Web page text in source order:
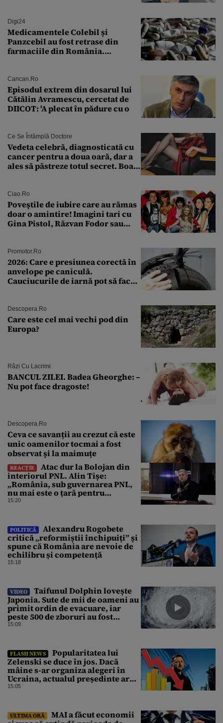
Digi24
Medicamentele Colebil și
Panzcebil au fost retrase din
farmaciile din România.
Cancan.ro
Episodul extrem din dosarul lui
Cătălin Avramescu, cercetat de
DIICOT: 'A plecat în pădure cu o
Ce Se Întâmplă Doctore
Vedeta celebră, diagnosticată cu
cancer pentru a doua oară, dar a
ales să păstreze totul secret. Boala
Ciao.ro
Poveştile de iubire care au rămas
doar o amintire! Imagini tari cu
Gina Pistol, Răzvan Fodor sau
Promotor.ro
2026: Care e presiunea corectă în
anvelope pe caniculă.
Cauciucurile de iarnă pot să facă
Descopera.ro
Care este cel mai vechi pod din
Europa?
Râzi Cu Lacrimi
BANCUL ZILEI. Badea Gheorghe: –
Nu pot face dragoste!
Descopera.ro
Ceva ce savanții au crezut că este
unic oamenilor tocmai a fost
observat și la maimuțe
REACȚIE
Atac dur la Bolojan din
interiorul PNL. Alin Tișe:
„România, sub guvernarea PNL,
nu mai este o țară pentru
investitori”
15:20
POLITICĂ
Alexandru Rogobete
critică „reformiștii închipuiți” și
spune că România are nevoie de
echilibru și competență
15:18
VIDEO
Taifunul Dolphin lovește
Japonia. Sute de mii de oameni au
primit ordin de evacuare, iar
peste 500 de zboruri au fost
anulate
15:09
FLASH NEWS
Popularitatea lui
Zelenski se duce în jos. Dacă
mâine s-ar organiza alegeri în
Ucraina, actualul președinte ar
pierde categoric în turul al doilea
15:05
ULTIMA ORĂ
MAI a făcut economii